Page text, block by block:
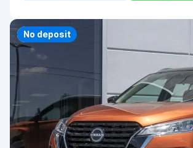
Priority
No deposit